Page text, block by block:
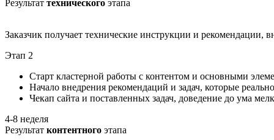
Результат технического этапа
Заказчик получает технические инструкции и
Этап 2
Старт кластерной работы с контентом и основными
Начало внедрения рекомендаций и задач, которые
Чекап сайта и поставленных задач, доведение до ума
4-8 неделя
Результат контентного этапа